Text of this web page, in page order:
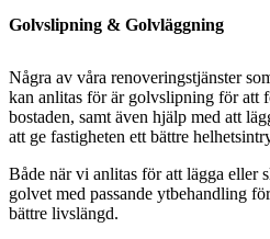
Golvslipning & Golvläggning
Några av våra renoveringstjänster
kan anlitas för är golvslipning för att
bostaden, samt även hjälp med att
att ge fastigheten ett bättre
Både när vi anlitas för att lägga eller
golvet med passande ytbehandling
bättre livslängd.